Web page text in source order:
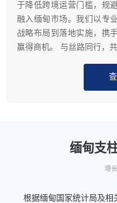
于降低跨境运营门槛，规
融入缅甸市场。我们以专
战略布局到落地实施，携
赢得商机。 与丝路同行，
缅甸支
增
根据缅甸国家统计局及相